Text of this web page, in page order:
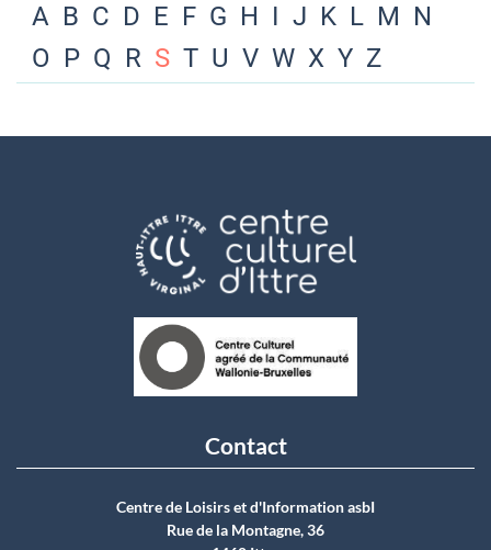
A B C D E F G H I J K L M N
O P Q R S T U V W X Y Z
Contact
Centre de Loisirs et d'Information asbI
Rue de la Montagne, 36